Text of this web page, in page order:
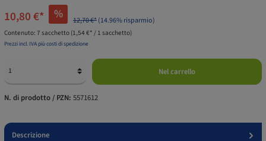
10,80 €* % 12,70 €*(14.96% risparmio)
Contenuto: 7 sacchetto (1,54 €* / 1 sacchetto)
Prezzi incl. IVA più costi di spedizione
Nel carrello
N. di prodotto / PZN: 5571612
Descrizione